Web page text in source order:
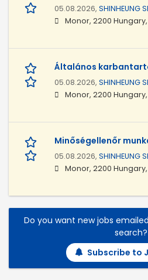
05.08.2026, SHINHEUNG
Monor, 2200
Általános
05.08.2026, SHINHEUNG
Monor, 2200
Minőségellenőr
05.08.2026, SHINHEUNG
Monor, 2200
Do you want new jobs
search?
Subscribe to